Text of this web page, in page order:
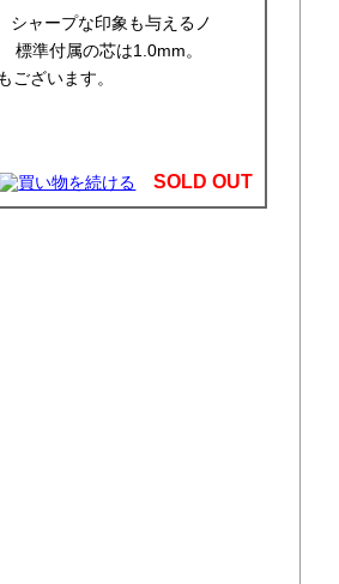
シャープな印象も与えるノ
標準付属の芯は1.0mm。
ございます。
SOLD OUT